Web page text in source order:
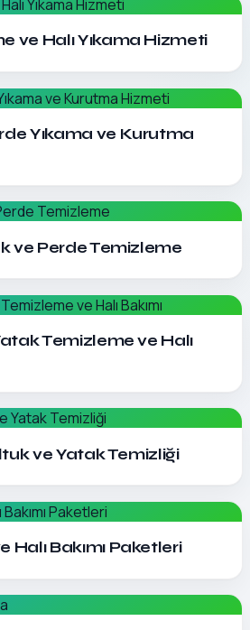
ve Halı Yıkama Hizmeti
Yıkama ve Kurutma
ve Perde Temizleme
Temizleme ve Halı
ve Yatak Temizliği
Halı Bakımı Paketleri